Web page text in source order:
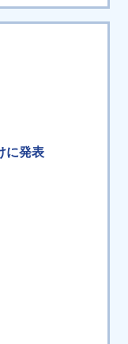
に発表